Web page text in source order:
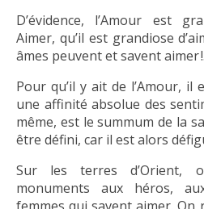
D’évidence, l’Amour est
Aimer, qu’il est grandiose
âmes peuvent et savent aimer
Pour qu’il y ait de l’Amour, il
une affinité absolue des
même, est le summum de la
être défini, car il est alors
Sur les terres d’Orient,
monuments aux héros,